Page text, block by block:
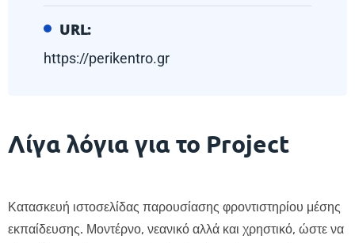
URL:
https://perikentro.gr
Λίγα λόγια για το Project
Κατασκευή ιστοσελίδας παρουσίασης φροντιστηρίου μέσης
εκπαίδευσης. Μοντέρνο, νεανικό αλλά και χρηστικό, ώστε να